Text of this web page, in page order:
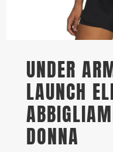
UNDER
LAUNCH
DONNA